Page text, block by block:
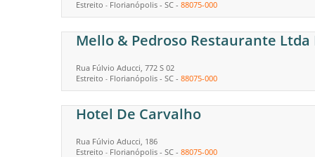
Estreito - Florianópolis - SC - 88075-000
Mello & Pedroso Restaurante Ltda
Rua Fúlvio Aducci, 772 S 02
Estreito - Florianópolis - SC - 88075-000
Hotel De Carvalho
Rua Fúlvio Aducci, 186
Estreito - Florianópolis - SC - 88075-000